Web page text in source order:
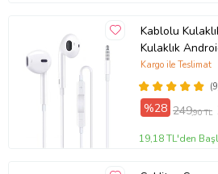
Kablolu
Kulaklık
Kulaklık (Beyaz)
Kargo ile Teslimat
%28 249,90 TL
19,18 TL'den